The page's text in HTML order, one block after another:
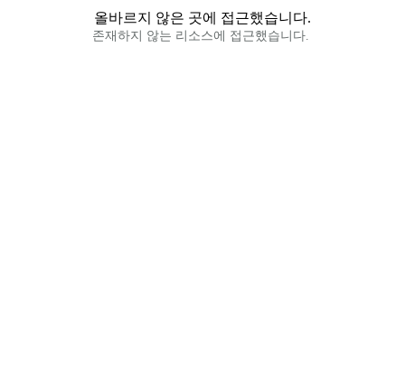
올바르지 않은 곳에 접근했습니다.
존재하지 않는 리소스에 접근했습니다.